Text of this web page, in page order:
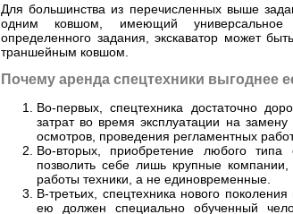
Для большинства из перечисленных выше
одним ковшом, имеющий
определенного задания, экскаватор может
траншейным ковшом.
Почему аренда спецтехники выгоднее
Во-первых, спецтехника достаточно
затрат во время эксплуатации на замену
осмотров, проведения регламентных
Во-вторых, приобретение любого типа
позволить себе лишь крупные
работы техники, а не единовременные.
В-третьих, спецтехника нового
ею должен специально обученный